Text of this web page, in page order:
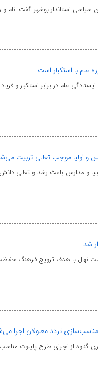
سیاسی استاندار بوشهر گفت: نام
علم با استکبار است
ایستادگی علم در برابر استکبار و
و اولیا موجب تعالی تربیت
و مدارس باعث رشد و تعالی
شد
نهال با هدف ترویج فرهنگ
تردد معلولان اجرا
گناوه از اجرای طرح پایلوت